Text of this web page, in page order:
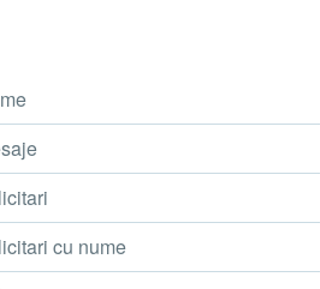
cu nume